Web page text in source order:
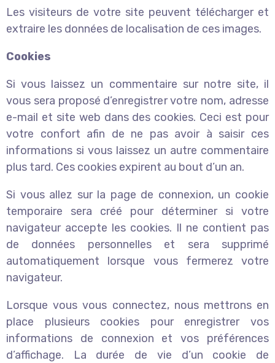
Les visiteurs de votre site peuvent télécharger et
extraire les données de localisation de ces images.
Cookies
Si vous laissez un commentaire sur notre site, il
vous sera proposé d’enregistrer votre nom, adresse
e-mail et site web dans des cookies. Ceci est pour
votre confort afin de ne pas avoir à saisir ces
informations si vous laissez un autre commentaire
plus tard. Ces cookies expirent au bout d’un an.
Si vous allez sur la page de connexion, un cookie
temporaire sera créé pour déterminer si votre
navigateur accepte les cookies. Il ne contient pas
de données personnelles et sera supprimé
automatiquement lorsque vous fermerez votre
navigateur.
Lorsque vous vous connectez, nous mettrons en
place plusieurs cookies pour enregistrer vos
informations de connexion et vos préférences
d’affichage. La durée de vie d’un cookie de